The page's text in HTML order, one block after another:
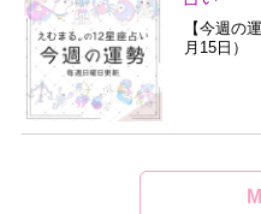
【今週の
月15日）